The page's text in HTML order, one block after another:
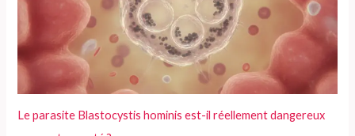
e
Le parasite Blastocystis hominis est-il réellement dangereux